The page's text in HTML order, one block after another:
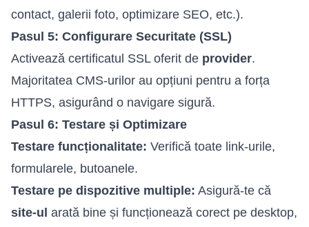
contact, galerii foto, optimizare SEO, etc.).
Pasul 5: Configurare Securitate (SSL)
Activează certificatul SSL oferit de provider.
Majoritatea CMS-urilor au opțiuni pentru a forța
HTTPS, asigurând o navigare sigură.
Pasul 6: Testare și Optimizare
Testare funcționalitate: Verifică toate link-urile,
formularele, butoanele.
Testare pe dispozitive multiple: Asigură-te că
site-ul arată bine și funcționează corect pe desktop,